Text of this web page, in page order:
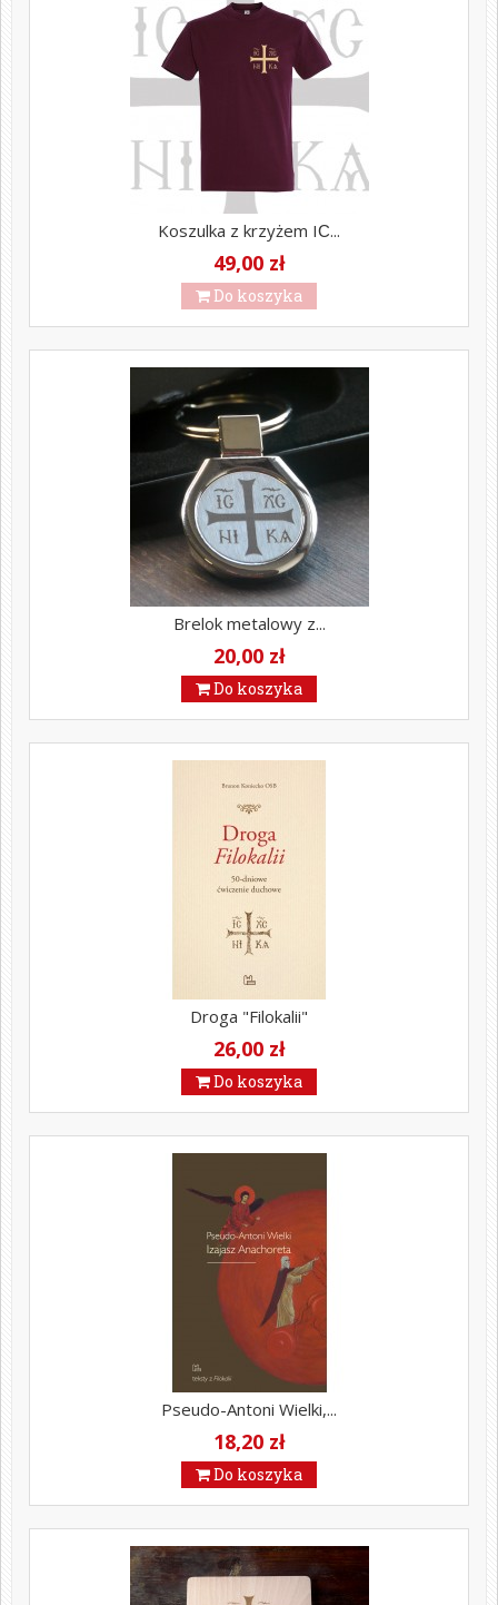
Koszulka z krzyżem ΙϹ...
49,00 zł
Do koszyka
Brelok metalowy z...
20,00 zł
Do koszyka
Droga "Filokalii"
26,00 zł
Do koszyka
Pseudo-Antoni Wielki,...
18,20 zł
Do koszyka